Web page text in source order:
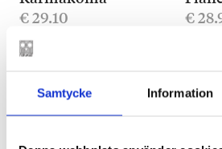
Samtycke Information
€29.10
€